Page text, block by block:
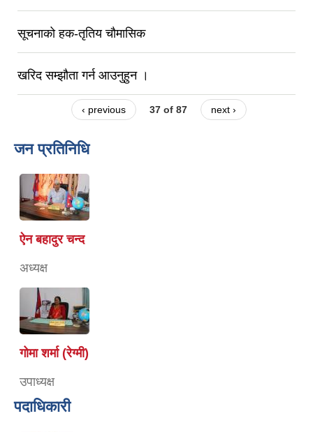
सूचनाको हक-तृतिय चौमासिक
खरिद सम्झौता गर्न आउनुहुन ।
‹ previous 37 of 87 next ›
जन प्रतिनिधि
ऐन बहादुर चन्द
अध्यक्ष
गोमा शर्मा (रेग्मी)
उपाध्यक्ष
पदाधिकारी